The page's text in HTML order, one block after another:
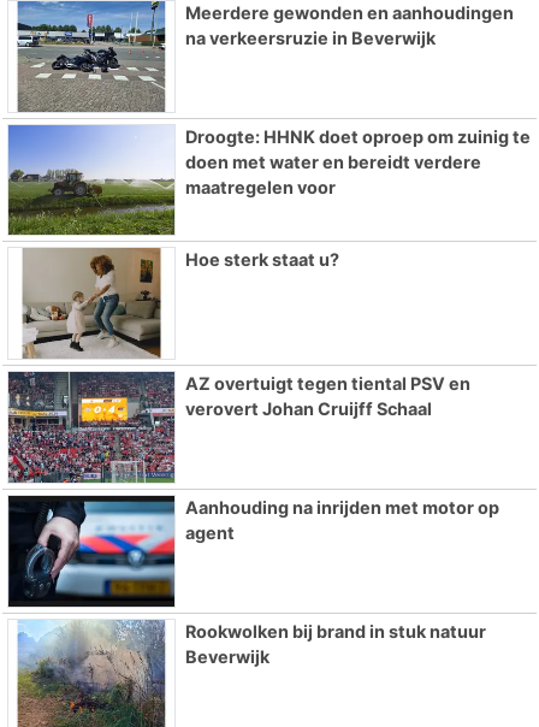
Meerdere gewonden en aanhoudingen
na verkeersruzie in Beverwijk
Droogte: HHNK doet oproep om zuinig te
doen met water en bereidt verdere
maatregelen voor
Hoe sterk staat u?
AZ overtuigt tegen tiental PSV en
verovert Johan Cruijff Schaal
Aanhouding na inrijden met motor op
agent
Rookwolken bij brand in stuk natuur
Beverwijk